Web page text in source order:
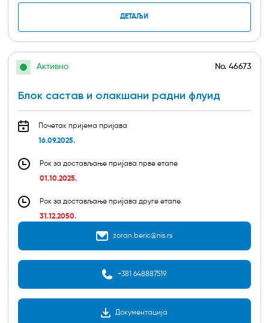
ДЕТАЉИ
Активно No. 46673
Блок састав и олакшани радни флуид
Почетак пријема пријава
16.09.2025.
Рок за достављање пријава прве етапе
01.10.2025.
Рок за достављање пријава друге етапе
31.12.2050.
zoran.beric@nis.rs
+381 648887519
Документација